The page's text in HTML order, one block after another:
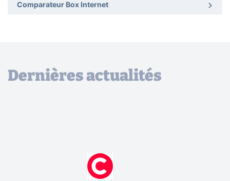
Comparateur Box Internet
Dernières actualités